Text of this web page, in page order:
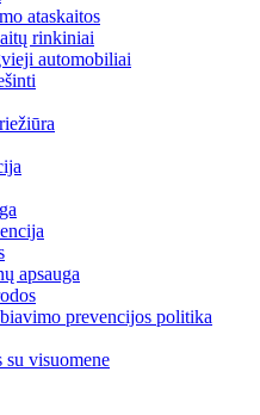
ataskaitos
rinkiniai
automobiliai
apsauga
prevencijos politika
visuomene